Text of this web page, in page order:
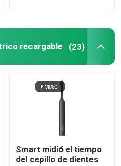
recargable (23)
Smart midió el tiempo
del cepillo de dientes